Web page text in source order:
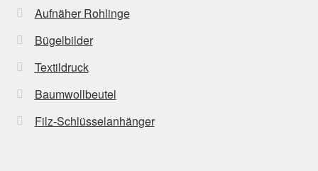
Aufnäher Rohlinge
Bügelbilder
Textildruck
Baumwollbeutel
Filz-Schlüsselanhänger